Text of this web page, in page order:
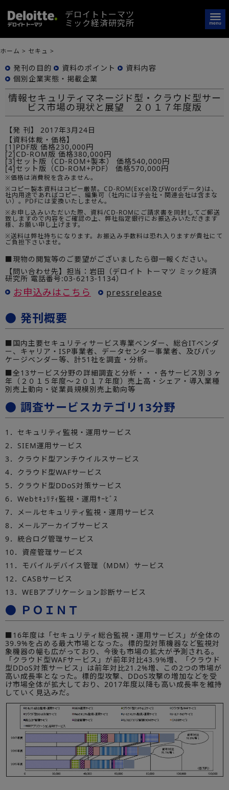
デロイトトーマツ
ミック経済研究所
ホーム > セキュ >
発刊の目的 資料のポイント
資料内容
個別企業実態・掲載企業
情報セキュリティマネージド型・クラウド型サー
ビス市場の現状と展望 ２０１７年度版
【発 刊】
2017年3月24日
【資料体裁・価格】
[1]PDF版 価格230,000円
[2]CD-ROM版 価格380,000円
[3]セット版（CD-ROM+製本） 価格540,000円
[4]セット版（CD-ROM+PDF） 価格570,000円
※価格は消費税を含みません。
※コピー製本資料はコピー厳禁。CD-ROM(Excel及びWordデータ)は、
社内用途であればコピー、編集可（社内には子会社・関連会社は含まな
い）。PDFには変換いたしません。
※お申し込みいただいた際、資料/CD-ROMにご請求書を同封してご郵送
致しますので内容をご確認の上、弊社指定銀行にお振込みいただきます
様、お願い申し上げます。
※送料は弊社持ちになります。お振込み手数料は恐れ入りますが貴社にて
ご負担下さいませ。
■現物の閲覧等のご要望がございましたら御一報ください。
【問い合わせ先】担当：岩田（デロイト トーマツ ミック経済
研究所 電話番号:03-6213-1134）
お申込みはこちら pressrelease
● 発刊概要
■国内主要セキュリティサービス専業ベンダー、総合ITベンダ
ー、キャリア・ISP事業者、データセンター事業者、及びパッ
ケージベンダー等、計51社を調査・分析。
■全13サービス分野の詳細調査と分析・・・各サービス別３ヶ
年（２０１５年度～２０１７年度）売上高・シェア・導入業種
別売上動向・従業員規模別売上動向等
● 調査サービスカテゴリ13分野
1．セキュリティ監視・運用サービス
2．SIEM運用サービス
3．クラウド型アンチウイルスサービス
4．クラウド型WAFサービス
5．クラウド型DDoS対策サービス
6．Webｾｷｭﾘﾃｨ監視・運用ｻｰﾋﾞｽ
7．メールセキュリティ監視・運用サービス
8．メールアーカイブサービス
9．統合ログ管理サービス
10．資産管理サービス
11．モバイルデバイス管理（MDM）サービス
12．CASBサービス
13．WEBアプリケーション診断サービス
● ＰＯＩＮＴ
■16年度は「セキュリティ総合監視・運用サービス」が全体の
39.9%を占める最大市場となった。標的型対策機器など監視対
象機器の幅も広がっており、今後も市場の拡大が予測される。
「クラウド型WAFサービス」が前年対比43.9%増、「クラウド
型DDoS対策サービス」は前年対比21.2%増、この2つの市場が
高い成長率となった。標的型攻撃、DDoS攻撃の増加などを受
け市場全体が拡大しており、2017年度以降も高い成長率を維持
していく見込みだ。